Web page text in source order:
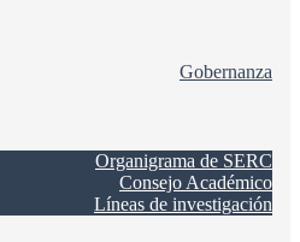
Gobernanza
Organigrama de SERC
Consejo Académico
Líneas de investigación